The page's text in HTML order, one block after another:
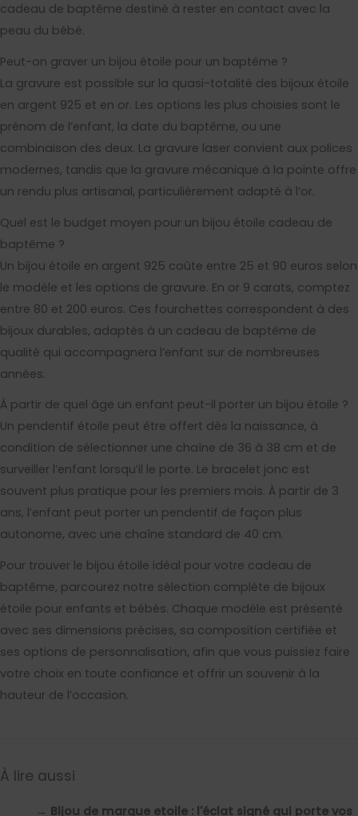
cadeau de baptême destiné à rester en contact avec la
peau du bébé.
Peut-on graver un bijou étoile pour un baptême ?
La gravure est possible sur la quasi-totalité des bijoux étoile
en argent 925 et en or. Les options les plus choisies sont le
prénom de l’enfant, la date du baptême, ou une
combinaison des deux. La gravure laser convient aux polices
modernes, tandis que la gravure mécanique à la pointe offre
un rendu plus artisanal, particulièrement adapté à l’or.
Quel est le budget moyen pour un bijou étoile cadeau de
baptême ?
Un bijou étoile en argent 925 coûte entre 25 et 90 euros selon
le modèle et les options de gravure. En or 9 carats, comptez
entre 80 et 200 euros. Ces fourchettes correspondent à des
bijoux durables, adaptés à un cadeau de baptême de
qualité qui accompagnera l’enfant sur de nombreuses
années.
À partir de quel âge un enfant peut-il porter un bijou étoile ?
Un pendentif étoile peut être offert dès la naissance, à
condition de sélectionner une chaîne de 36 à 38 cm et de
surveiller l’enfant lorsqu’il le porte. Le bracelet jonc est
souvent plus pratique pour les premiers mois. À partir de 3
ans, l’enfant peut porter un pendentif de façon plus
autonome, avec une chaîne standard de 40 cm.
Pour trouver le bijou étoile idéal pour votre cadeau de
baptême, parcourez notre sélection complète de bijoux
étoile pour enfants et bébés. Chaque modèle est présenté
avec ses dimensions précises, sa composition certifiée et
ses options de personnalisation, afin que vous puissiez faire
votre choix en toute confiance et offrir un souvenir à la
hauteur de l’occasion.
À lire aussi
→ Bijou de marque etoile : l'éclat signé qui porte vos